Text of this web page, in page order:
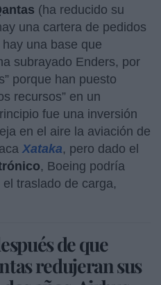
(ha reducido su
una cartera de pedidos
una base que
subrayado Enders, por
porque han puesto
recursos” en un
fue una inversión
en el aire la aviación de
Xataka, pero dado el
, Boeing podría
traslado de carga,
de que
redujeran sus